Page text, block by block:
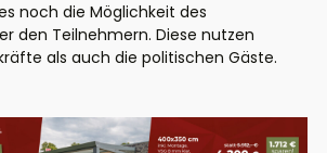
noch die Möglichkeit des
den Teilnehmern. Diese nutzen
als auch die politischen Gäste.